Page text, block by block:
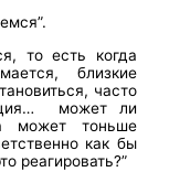
то есть когда
близкие
часто
может ли
может тоньше
как бы
реагировать?”